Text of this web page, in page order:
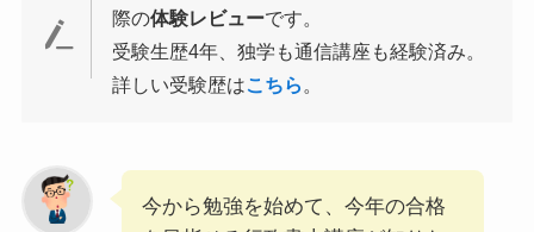
際の体験レビューです。
受験生歴4年、独学も通信講座も経験済み。
詳しい受験歴はこちら 。
今から勉強を始めて、今年の合格